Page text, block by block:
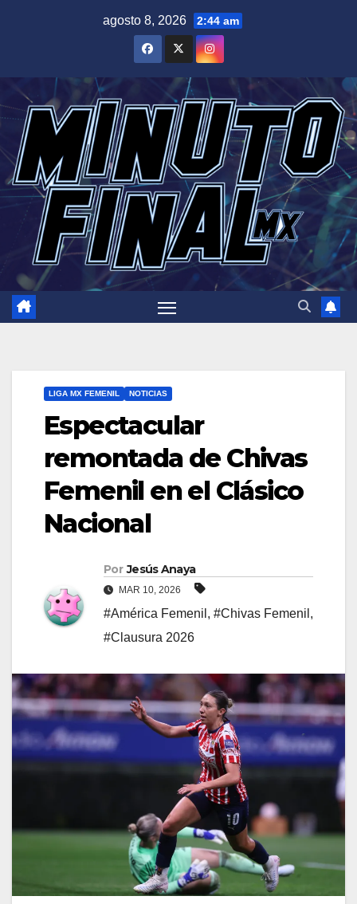
agosto 8, 2026 2:44 am
LIGA MX FEMENIL NOTICIAS
Espectacular
remontada de Chivas
Femenil en el Clásico
Nacional
Por Jesús Anaya
MAR 10, 2026
#América Femenil , #Chivas Femenil ,
#Clausura 2026